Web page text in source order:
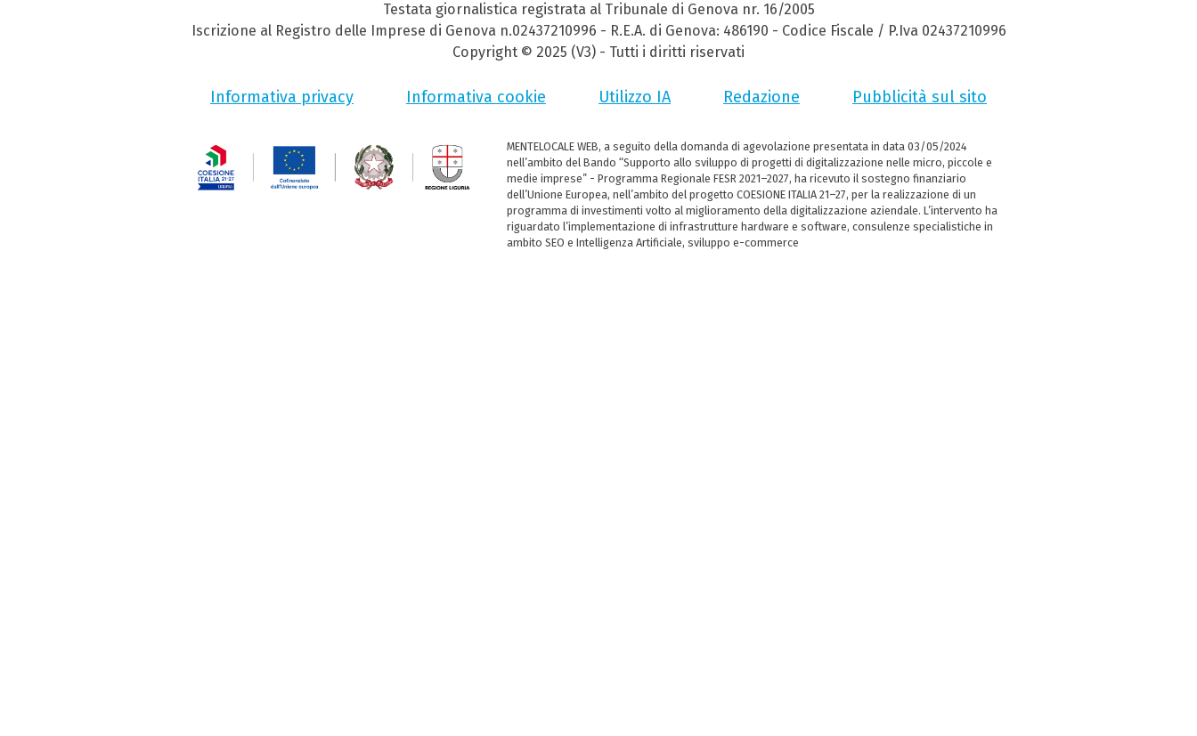
Testata giornalistica registrata al Tribunale di Genova nr. 16/2005
Iscrizione al Registro delle Imprese di Genova n.02437210996 - R.E.A. di Genova: 486190 - Codice Fiscale / P.Iva 02437210996
Copyright © 2025 (V3) - Tutti i diritti riservati
Informativa privacy Informativa cookie Utilizzo IA Redazione Pubblicità sul sito
MENTELOCALE WEB, a seguito della domanda di agevolazione presentata in data 03/05/2024
nell’ambito del Bando “Supporto allo sviluppo di progetti di digitalizzazione nelle micro, piccole e
medie imprese” - Programma Regionale FESR 2021–2027, ha ricevuto il sostegno finanziario
dell’Unione Europea, nell’ambito del progetto COESIONE ITALIA 21–27, per la realizzazione di un
programma di investimenti volto al miglioramento della digitalizzazione aziendale. L’intervento ha
riguardato l’implementazione di infrastrutture hardware e software, consulenze specialistiche in
ambito SEO e Intelligenza Artificiale, sviluppo e-commerce